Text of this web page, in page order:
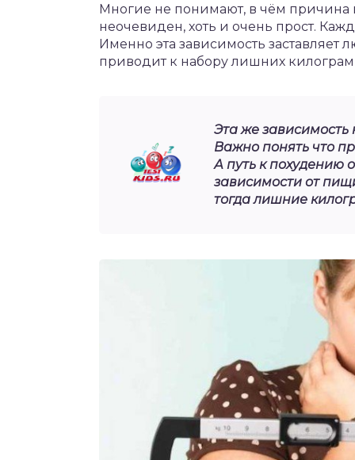
Многие не понимают, в чём причина
неочевиден, хоть и очень прост.
Именно эта зависимость заставляет
приводит к набору лишних
Эта же зависимость
Важно понять что
А путь к похудению
зависимости от
тогда лишние